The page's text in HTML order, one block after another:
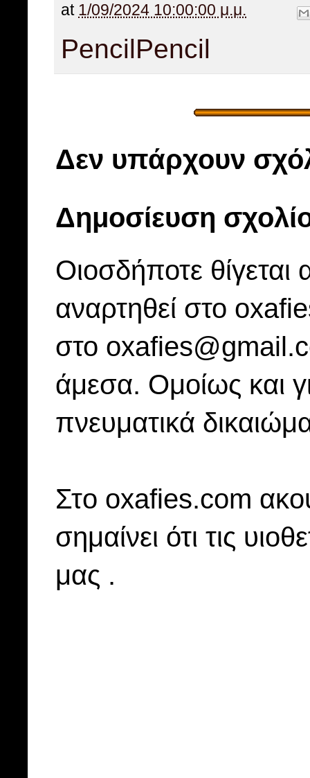
at 1/09/2024 10:00:00 μ.μ.
PencilPencil
Δεν υπάρχουν
Δημοσίευση
Οιοσδήποτε
αναρτηθεί στο
στο
άμεσα. Ομοίως και
πνευματικά
Στo oxafies.com
σημαίνει ότι τις
μας .